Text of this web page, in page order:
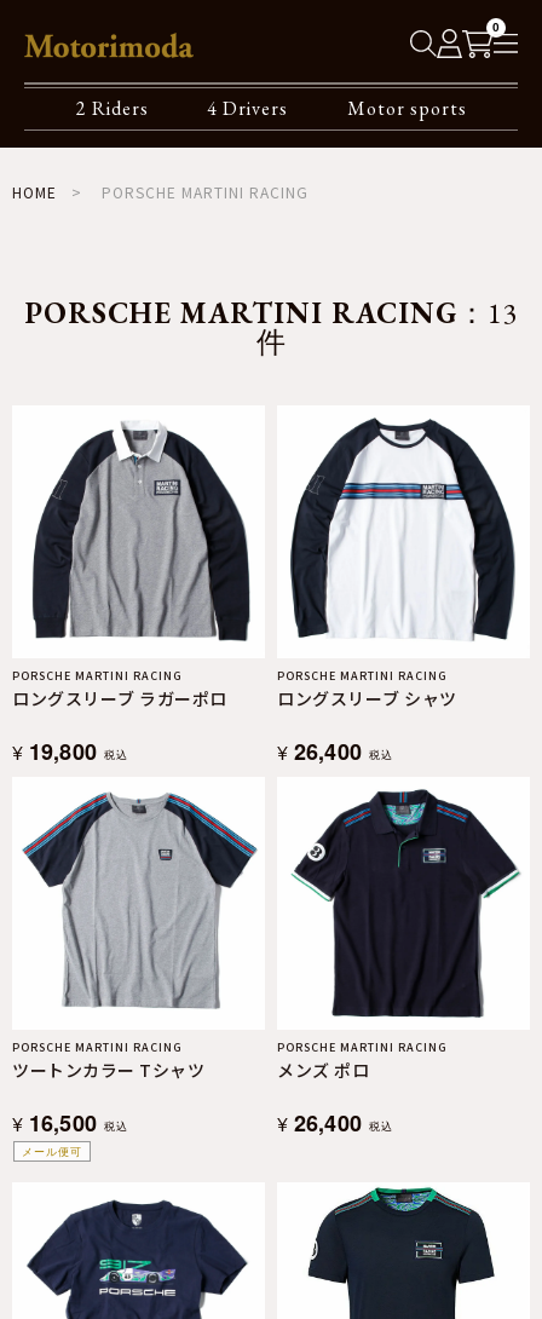
0
2 Riders 4 Drivers Motor sports
HOME PORSCHE MARTINI RACING
PORSCHE MARTINI RACING ：13
件
PORSCHE MARTINI RACING
ロングスリーブ ラガーポロ
¥ 19,800 税込
PORSCHE MARTINI RACING
ロングスリーブ シャツ
¥ 26,400 税込
メール便可
PORSCHE MARTINI RACING
ツートンカラー Tシャツ
¥ 16,500 税込
PORSCHE MARTINI RACING
メンズ ポロ
¥ 26,400 税込